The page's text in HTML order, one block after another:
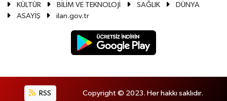
KÜLTÜR
BİLİM VE TEKNOLOJİ SAĞLIK
DÜNYA
ASAYİŞ
ilan.gov.tr
RSS Copyright © 2023. Her hakkı saklıdır.